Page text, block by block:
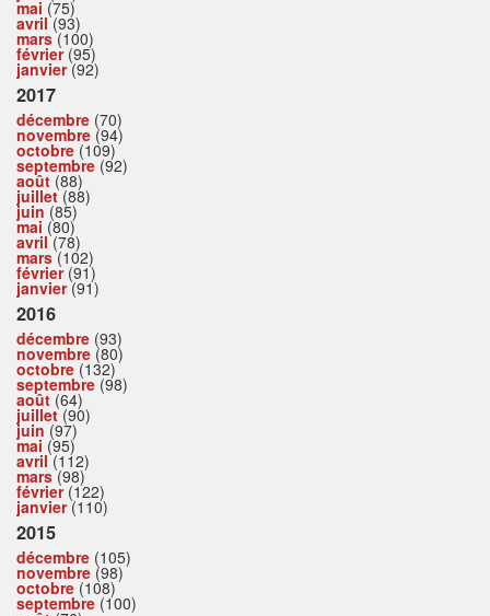
mai (75)
avril(93)
mars(100)
février(95)
janvier(92)
2017
décembre (70)
novembre (94)
octobre (109)
septembre (92)
août (88)
juillet(88)
juin (85)
mai (80)
avril(78)
mars(102)
février(91)
janvier(91)
2016
décembre (93)
novembre (80)
octobre (132)
septembre (98)
août (64)
juillet(90)
juin (97)
mai (95)
avril(112)
mars(98)
février(122)
janvier(110)
2015
décembre (105)
novembre (98)
octobre (108)
septembre (100)